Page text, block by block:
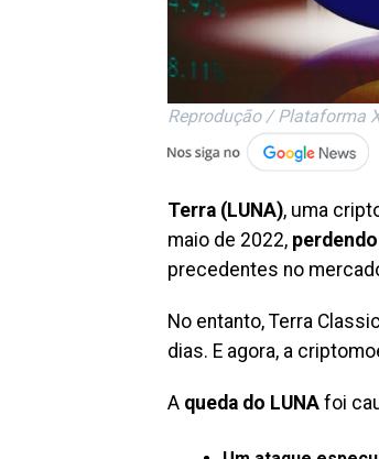
Reprodução / Plataforma
Terra (LUNA), uma
maio de 2022,
precedentes no
No entanto, Terra
dias. E agora, a
A queda do LUNA foi